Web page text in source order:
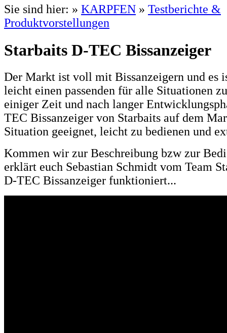
Sie sind hier: » KARPFEN » Testberichte &
Produktvorstellungen
Starbaits D-TEC Bissanzeiger
Der Markt ist voll mit Bissanzeigern und es
leicht einen passenden für alle Situationen
einiger Zeit und nach langer
TEC Bissanzeiger von Starbaits auf dem
Situation geeignet, leicht zu bedienen und
Kommen wir zur Beschreibung bzw zur
erklärt euch Sebastian Schmidt vom Team
D-TEC Bissanzeiger funktioniert...